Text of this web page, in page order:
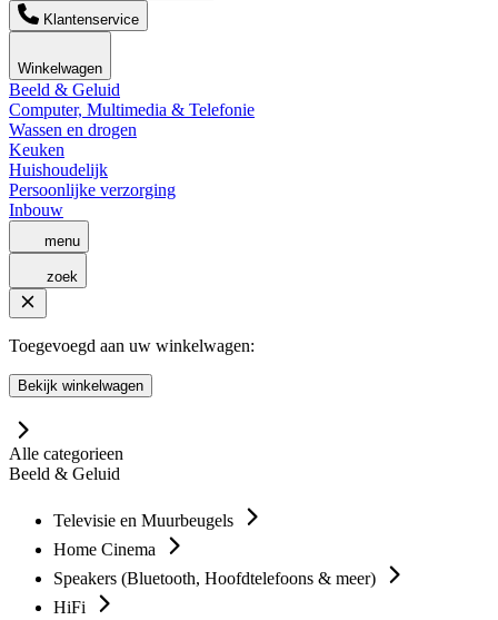
Klantenservice
Winkelwagen
Beeld & Geluid
Computer, Multimedia & Telefonie
Wassen en drogen
Keuken
Huishoudelijk
Persoonlijke verzorging
Inbouw
menu
zoek
Toegevoegd aan uw winkelwagen:
Bekijk winkelwagen
Alle categorieen
Beeld & Geluid
Televisie en Muurbeugels
Home Cinema
Speakers (Bluetooth, Hoofdtelefoons & meer)
HiFi